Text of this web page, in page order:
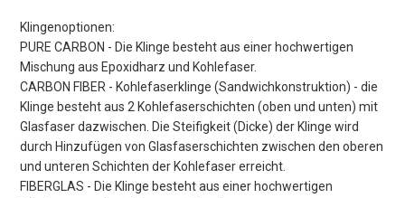
Klingenoptionen:
PURE CARBON - Die Klinge besteht aus einer hochwertigen
Mischung aus Epoxidharz und Kohlefaser.
CARBON FIBER - Kohlefaserklinge (Sandwichkonstruktion) - die
Klinge besteht aus 2 Kohlefaserschichten (oben und unten) mit
Glasfaser dazwischen. Die Steifigkeit (Dicke) der Klinge wird
durch Hinzufügen von Glasfaserschichten zwischen den oberen
und unteren Schichten der Kohlefaser erreicht.
FIBERGLAS - Die Klinge besteht aus einer hochwertigen